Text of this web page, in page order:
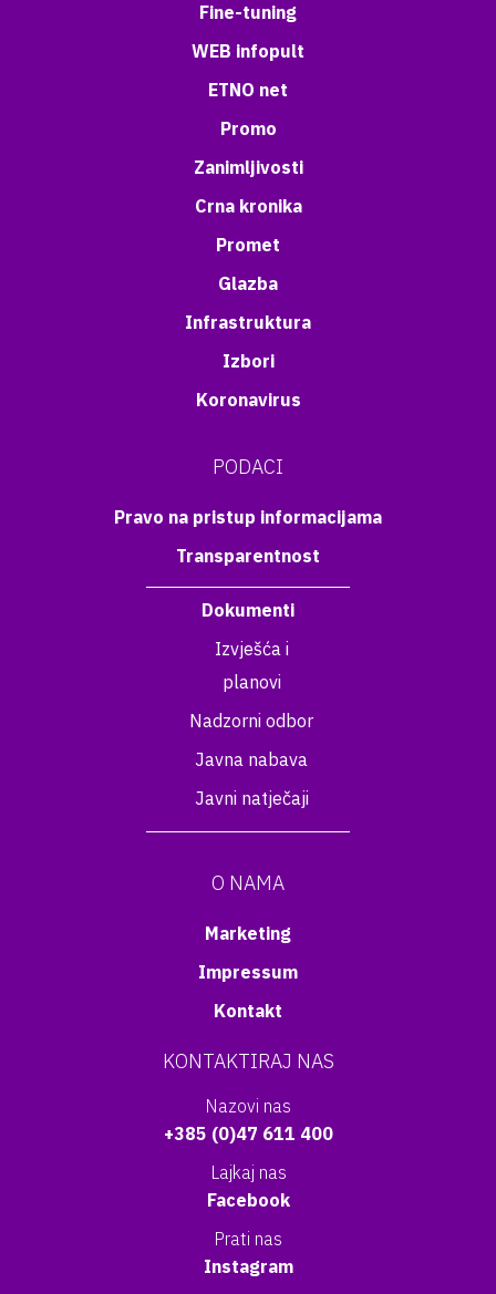
Fine-tuning
WEB infopult
ETNO net
Promo
Zanimljivosti
Crna kronika
Promet
Glazba
Infrastruktura
Izbori
Koronavirus
PODACI
Pravo na pristup informacijama
Transparentnost
Dokumenti
Izvješća i
planovi
Nadzorni odbor
Javna nabava
Javni natječaji
O NAMA
Marketing
Impressum
Kontakt
KONTAKTIRAJ NAS
Nazovi nas
+385 (0)47 611 400
Lajkaj nas
Facebook
Prati nas
Instagram